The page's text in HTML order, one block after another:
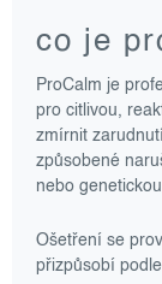
co je
ProCalm je
pro citlivou,
zmírnit
způsobené
nebo
Ošetření se
přizpůsobí